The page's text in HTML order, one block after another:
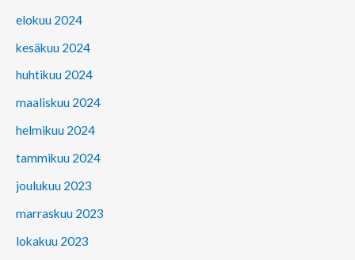
elokuu 2024
kesäkuu 2024
huhtikuu 2024
maaliskuu 2024
helmikuu 2024
tammikuu 2024
joulukuu 2023
marraskuu 2023
lokakuu 2023